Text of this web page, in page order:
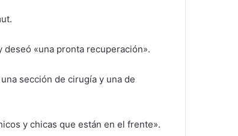
«una pronta recuperación».
sección de cirugía y una de
y chicas que están en el frente».